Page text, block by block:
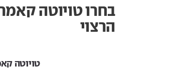
בחרו טויוטה
הרצוי
טויוטה